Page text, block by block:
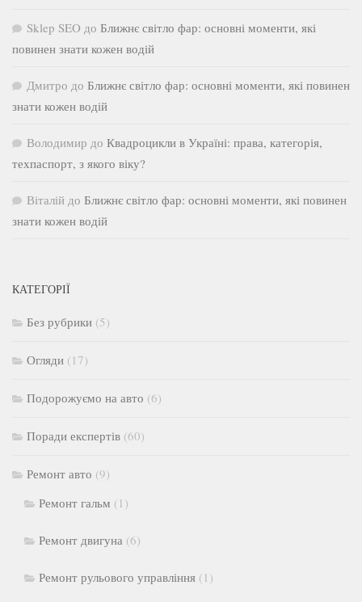
Sklep SEO до Ближнє світло фар: основні моменти, які
повинен знати кожен водій
Дмитро до Ближнє світло фар: основні моменти, які повинен
знати кожен водій
Володимир до Квадроцикли в Україні: права, категорія,
техпаспорт, з якого віку?
Віталій до Ближнє світло фар: основні моменти, які повинен
знати кожен водій
КАТЕГОРІЇ
Без рубрики (5)
Огляди (17)
Подорожуємо на авто (6)
Поради експертів (60)
Ремонт авто (9)
Ремонт гальм (1)
Ремонт двигуна (6)
Ремонт рульового управління (1)